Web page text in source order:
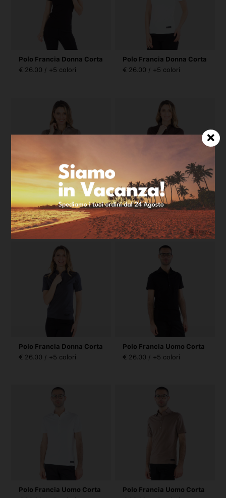
Polo Francia Donna Corta
€ 26.00 / +5 colori
Polo Francia Donna Corta
€ 26.00 / +5 colori
Polo Francia Donna Corta
€ 26.00 / +5 colori
Polo Francia Donna Corta
€ 26.00 / +5 colori
Polo Francia Donna Corta
€ 26.00 / +5 colori
Polo Francia Uomo Corta
€ 26.00 / +5 colori
Polo Francia Uomo Corta
Polo Francia Uomo Corta